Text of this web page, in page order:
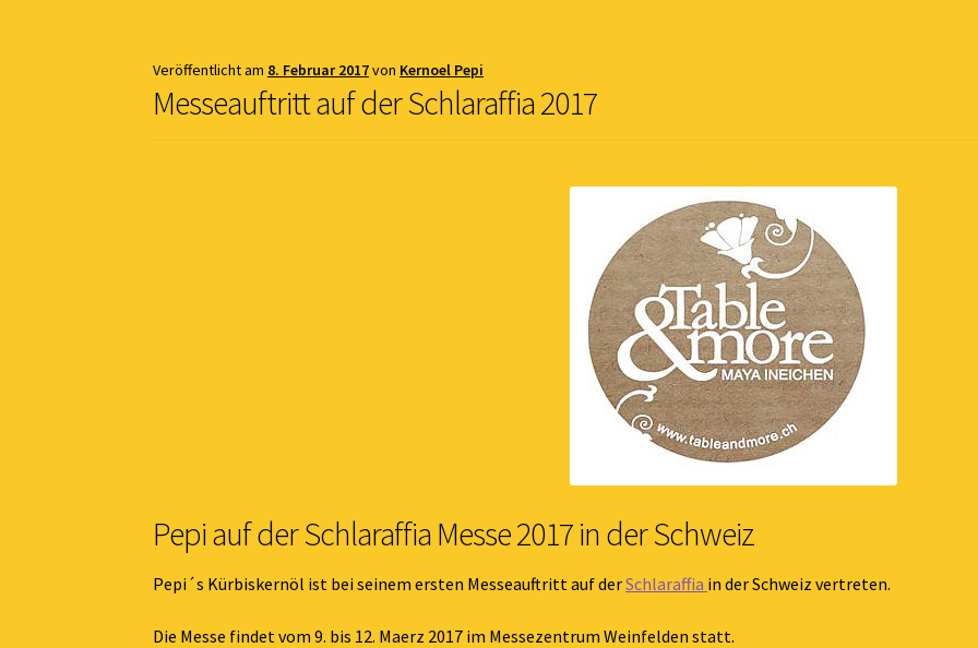
Veröffentlicht am 8. Februar 2017von Kernoel Pepi
Messeauftritt auf der Schlaraffia 2017
Pepi auf der Schlaraffia Messe 2017 in der Schweiz
Pepi´s Kürbiskernöl ist bei seinem ersten Messeauftritt auf derSchlaraffia in der Schweiz vertreten.
Die Messe findet vom 9. bis 12. Maerz 2017 im Messezentrum Weinfelden statt.